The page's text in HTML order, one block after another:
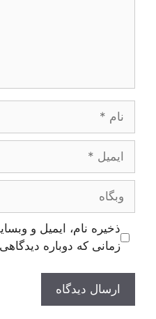
ایمیل
وبگاه
ذخیره نام، ایمیل و
زمانی که دوباره